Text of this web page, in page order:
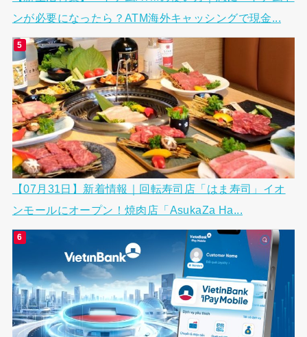
ンが必要になったら？ATM海外キャッシングで現金...
【07月31日】新着情報｜回転寿司店「はま寿司」イオ
ンモールにオープン！焼肉店「AsukaZa Ha...